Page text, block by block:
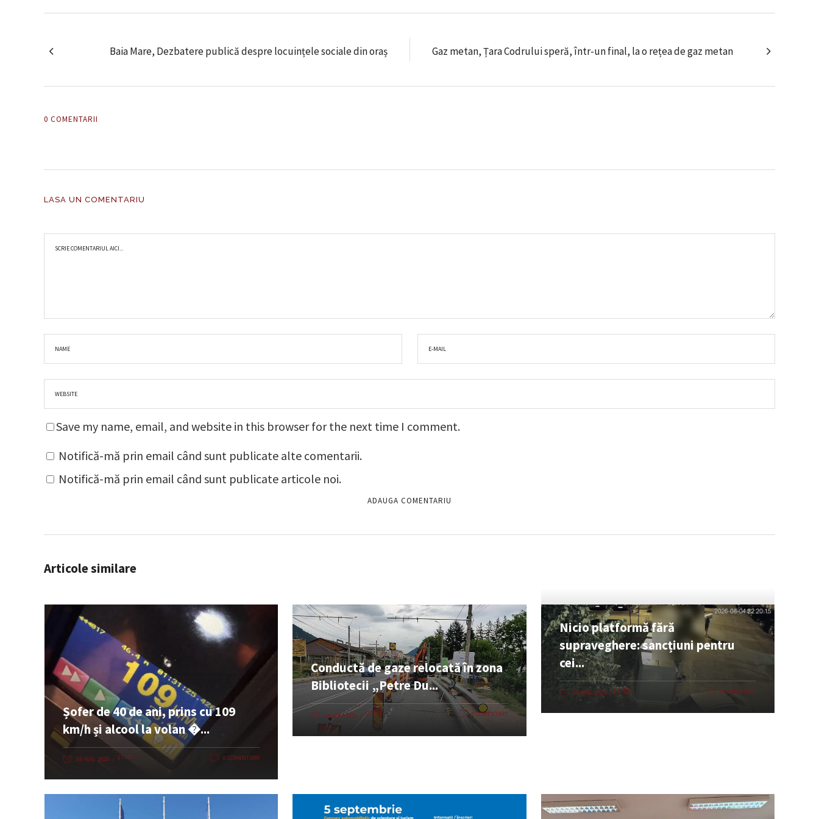
Baia Mare, Dezbatere publică despre locuințele sociale din oraș Gaz metan, Țara Codrului speră, într-un final, la o rețea de gaz metan
0 COMENTARII
LASA UN COMENTARIU
Save my name, email, and website in this browser for the next time I comment.
Notifică-mă prin email când sunt publicate alte comentarii.
Notifică-mă prin email când sunt publicate articole noi.
Articole similare
Șofer de 40 de ani, prins cu 109
km/h și alcool la volan �...
06 AUG. 2026 ȘTIRI 0 COMENTARII
Conductă de gaze relocată în zona
Bibliotecii „Petre Du...
06 AUG. 2026 UTILE 0 COMENTARII
Nicio platformă fără
supraveghere: sancțiuni pentru
cei...
06 AUG. 2026 ȘTIRI 0 COMENTARII